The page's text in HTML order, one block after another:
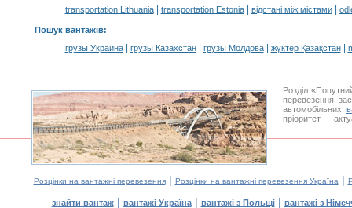
transportation Lithuania| transportation Estonia| відстані між містами|
Пошук вантажів:
грузы Украина| грузы Казахстан| грузы Молдова| жүктер Қазақстан|
Розділ
перевезення
автомобільних
пріоритет —
Розцінки на вантажні перевезення| Розцінки на вантажні перевезення Україна |
знайти вантаж| вантажі Україна| вантажі з Польщі| вантажі з